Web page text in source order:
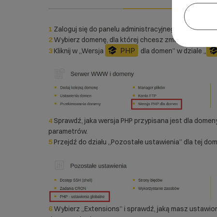
1 Zaloguj się do panelu administracyjnego
2Wybierz domenę, dla której chcesz zmodyfikować
3 Kliknij w „Wersja PHP dla domen” w dziale „
4Sprawdź, jaka wersja PHP przypisana jest dla
parametrów.
5 Przejdź do działu „Pozostałe ustawienia” dla tej
6Wybierz „Extensions” i sprawdź, jaką masz